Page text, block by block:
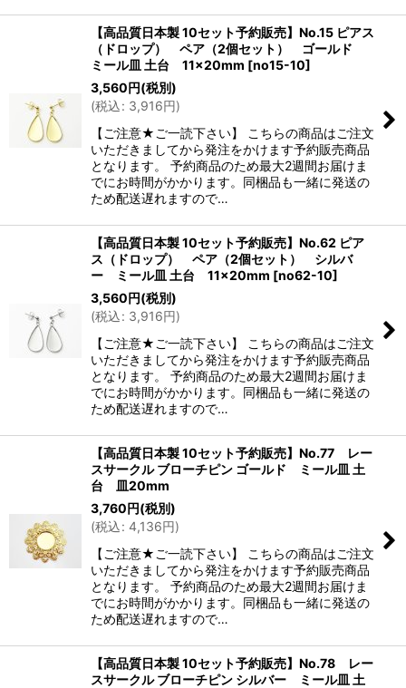
【高品質日本製 10セット予約販売】No.15 ピアス
（ドロップ） ペア（2個セット） ゴールド
ミール皿 土台 11×20mm [no15-10]
3,560円(税別)
(税込: 3,916円)
【ご注意★ご一読下さい】 こちらの商品はご注文
いただきましてから発注をかけます予約販売商品
となります。 予約商品のため最大2週間お届けま
でにお時間がかかります。同梱品も一緒に発送の
ため配送遅れますので…
【高品質日本製 10セット予約販売】No.62 ピア
ス（ドロップ） ペア（2個セット） シルバ
ー ミール皿 土台 11×20mm [no62-10]
3,560円(税別)
(税込: 3,916円)
【ご注意★ご一読下さい】 こちらの商品はご注文
いただきましてから発注をかけます予約販売商品
となります。 予約商品のため最大2週間お届けま
でにお時間がかかります。同梱品も一緒に発送の
ため配送遅れますので…
【高品質日本製 10セット予約販売】No.77 レー
スサークル ブローチピン ゴールド ミール皿 土
台 皿20mm
3,760円(税別)
(税込: 4,136円)
【ご注意★ご一読下さい】 こちらの商品はご注文
いただきましてから発注をかけます予約販売商品
となります。 予約商品のため最大2週間お届けま
でにお時間がかかります。同梱品も一緒に発送の
ため配送遅れますので…
【高品質日本製 10セット予約販売】No.78 レー
スサークル ブローチピン シルバー ミール皿 土